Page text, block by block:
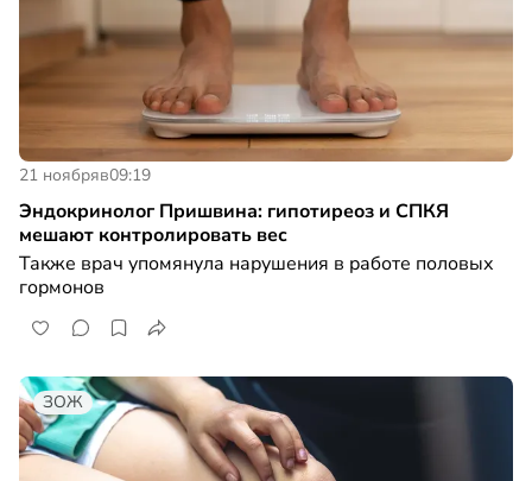
21 ноябряв09:19
Эндокринолог Пришвина: гипотиреоз и СПКЯ
мешают контролировать вес
Также врач упомянула нарушения в работе половых
гормонов
ЗОЖ